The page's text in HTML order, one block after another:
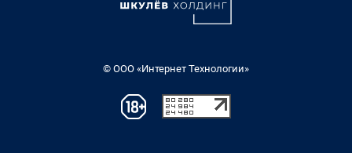
© ООО «Интернет Технологии»